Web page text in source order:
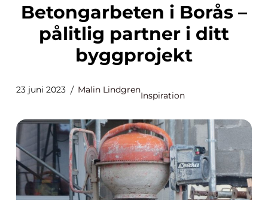
Betongarbeten i Borås –
pålitlig partner i ditt
byggprojekt
23 juni 2023 Malin Lindgren
Inspiration